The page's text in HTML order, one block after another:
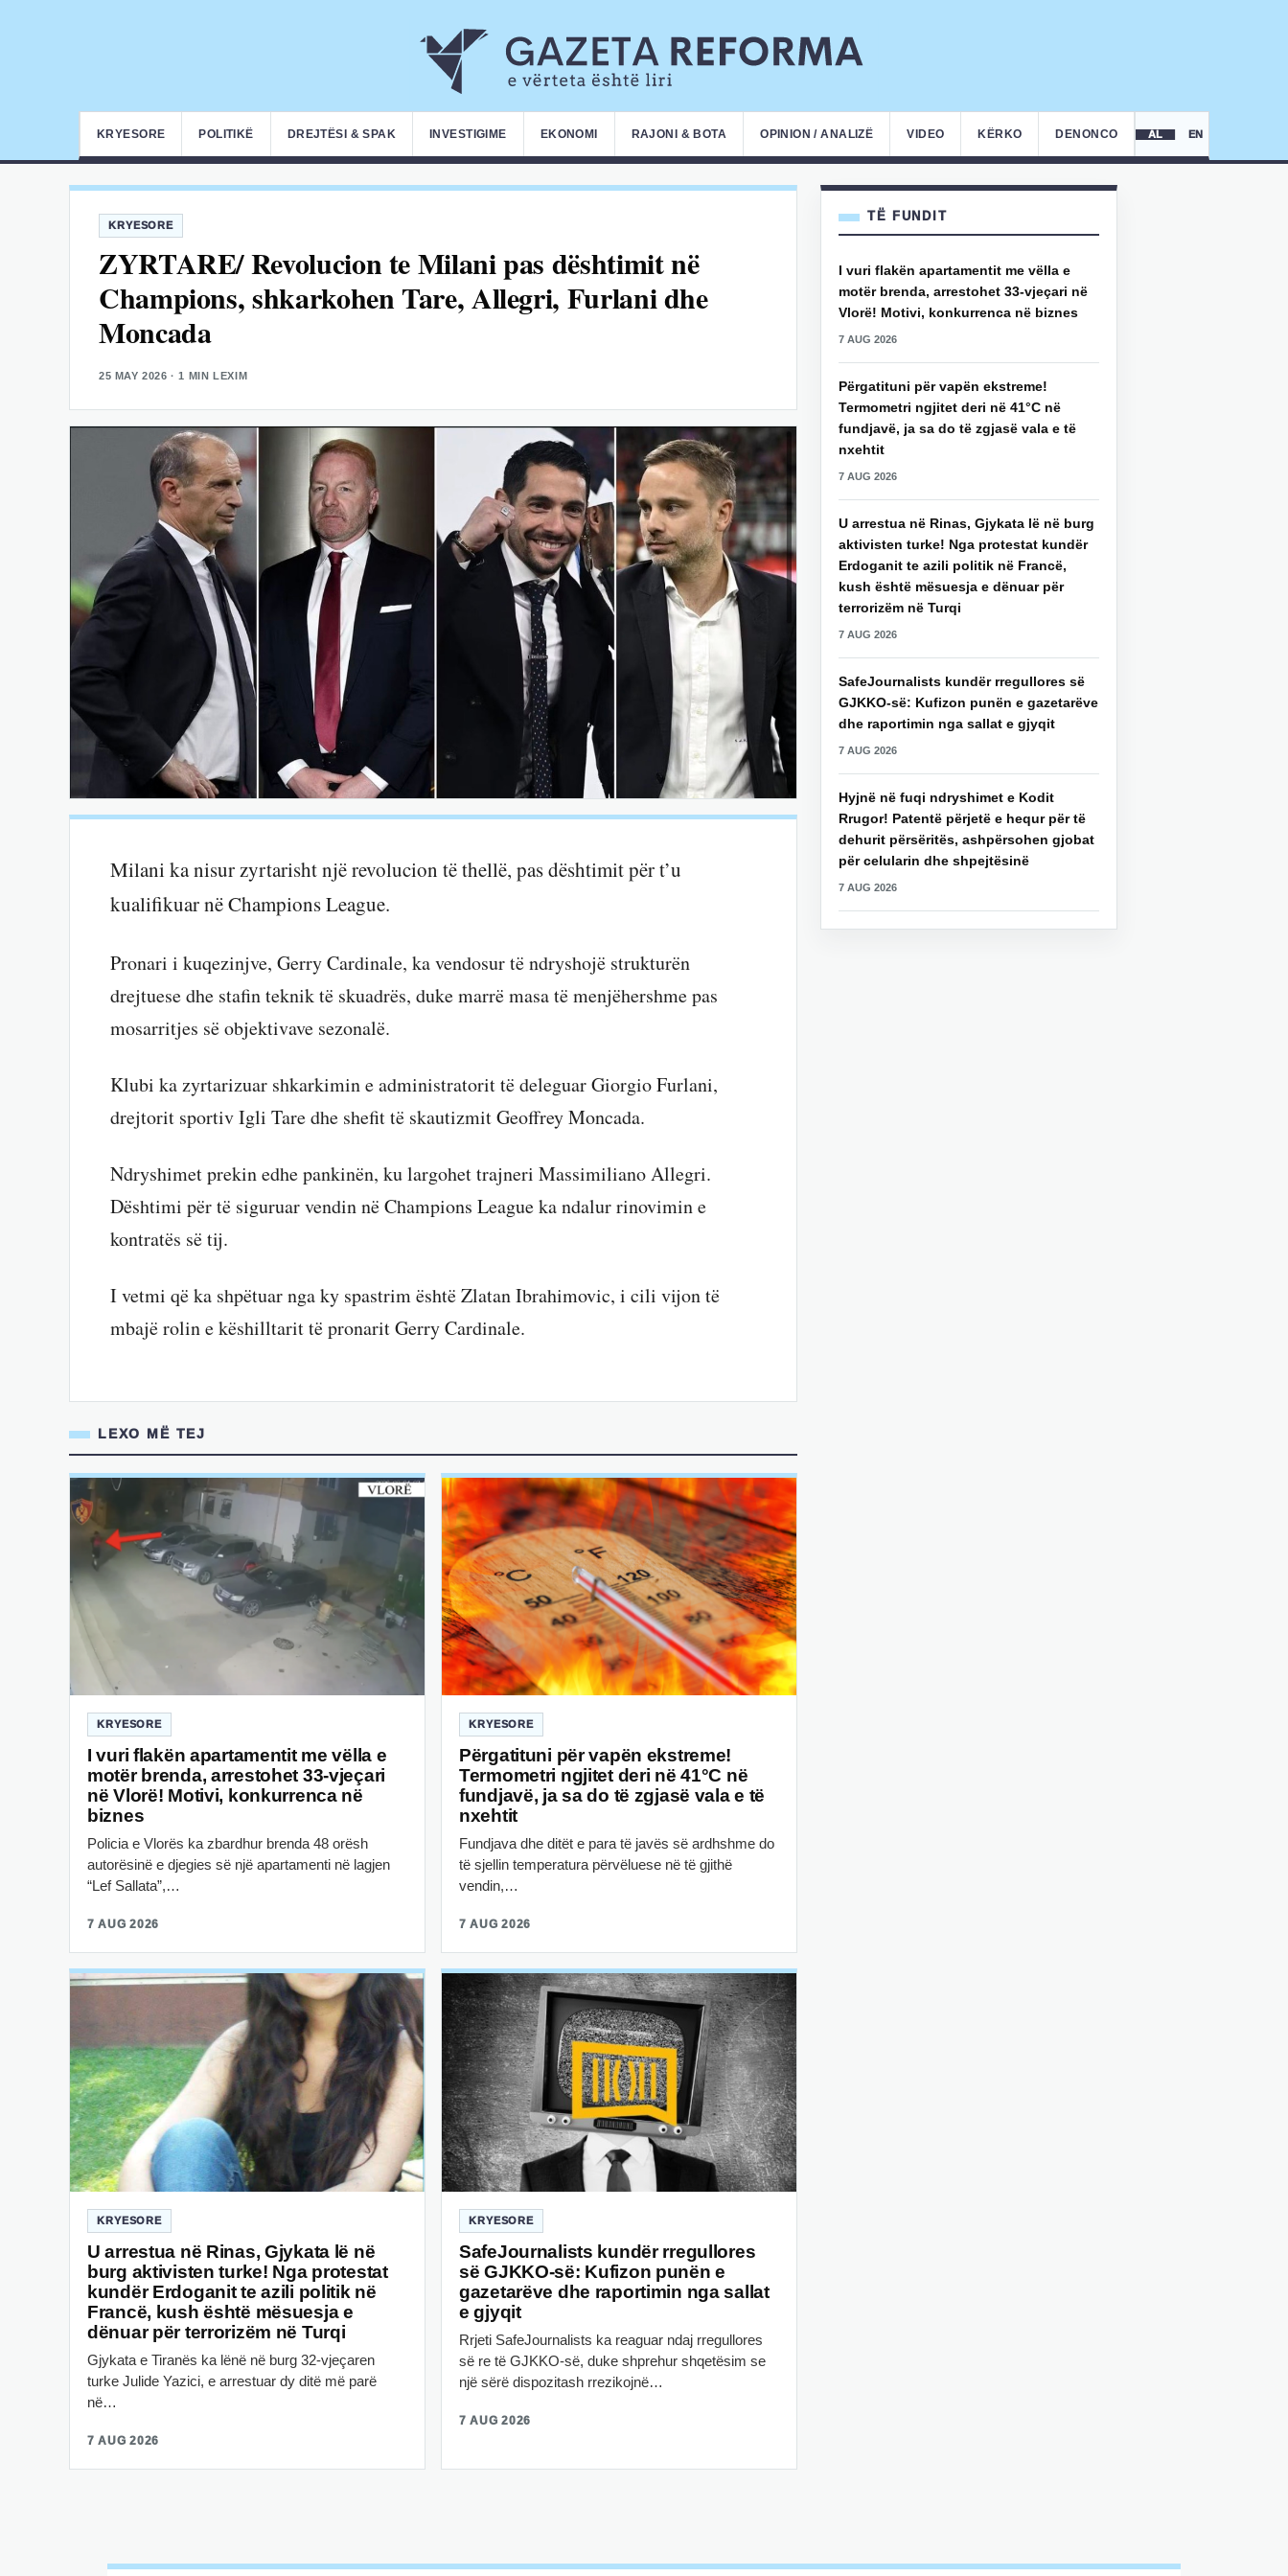
KRYESORE POLITIKË DREJTËSI & SPAK INVESTIGIME EKONOMI RAJONI & BOTA OPINION / ANALIZË VIDEO KËRKO DENONCO AL EN
KRYESORE
ZYRTARE/ Revolucion te Milani pas dështimit në
Champions, shkarkohen Tare, Allegri, Furlani dhe
Moncada
25 MAY 2026 · 1 MIN LEXIM
Milani ka nisur zyrtarisht një revolucion të thellë, pas dështimit për t’u
kualifikuar në Champions League.
Pronari i kuqezinjve, Gerry Cardinale, ka vendosur të ndryshojë strukturën
drejtuese dhe stafin teknik të skuadrës, duke marrë masa të menjëhershme pas
mosarritjes së objektivave sezonalë.
Klubi ka zyrtarizuar shkarkimin e administratorit të deleguar Giorgio Furlani,
drejtorit sportiv Igli Tare dhe shefit të skautizmit Geoffrey Moncada.
Ndryshimet prekin edhe pankinën, ku largohet trajneri Massimiliano Allegri.
Dështimi për të siguruar vendin në Champions League ka ndalur rinovimin e
kontratës së tij.
I vetmi që ka shpëtuar nga ky spastrim është Zlatan Ibrahimovic, i cili vijon të
mbajë rolin e këshilltarit të pronarit Gerry Cardinale.
LEXO MË TEJ
KRYESORE
I vuri flakën apartamentit me vëlla e
motër brenda, arrestohet 33-vjeçari
në Vlorë! Motivi, konkurrenca në
biznes
Policia e Vlorës ka zbardhur brenda 48 orësh
autorësinë e djegies së një apartamenti në lagjen
“Lef Sallata”,…
7 AUG 2026
KRYESORE
Përgatituni për vapën ekstreme!
Termometri ngjitet deri në 41°C në
fundjavë, ja sa do të zgjasë vala e të
nxehtit
Fundjava dhe ditët e para të javës së ardhshme do
të sjellin temperatura përvëluese në të gjithë
vendin,…
7 AUG 2026
KRYESORE
U arrestua në Rinas, Gjykata lë në
burg aktivisten turke! Nga protestat
kundër Erdoganit te azili politik në
Francë, kush është mësuesja e
dënuar për terrorizëm në Turqi
Gjykata e Tiranës ka lënë në burg 32-vjeçaren
turke Julide Yazici, e arrestuar dy ditë më parë
në…
7 AUG 2026
KRYESORE
SafeJournalists kundër rregullores
së GJKKO-së: Kufizon punën e
gazetarëve dhe raportimin nga sallat
e gjyqit
Rrjeti SafeJournalists ka reaguar ndaj rregullores
së re të GJKKO-së, duke shprehur shqetësim se
një sërë dispozitash rrezikojnë…
7 AUG 2026
TË FUNDIT
I vuri flakën apartamentit me vëlla e
motër brenda, arrestohet 33-vjeçari në
Vlorë! Motivi, konkurrenca në biznes
7 AUG 2026
Përgatituni për vapën ekstreme!
Termometri ngjitet deri në 41°C në
fundjavë, ja sa do të zgjasë vala e të
nxehtit
7 AUG 2026
U arrestua në Rinas, Gjykata lë në burg
aktivisten turke! Nga protestat kundër
Erdoganit te azili politik në Francë,
kush është mësuesja e dënuar për
terrorizëm në Turqi
7 AUG 2026
SafeJournalists kundër rregullores së
GJKKO-së: Kufizon punën e gazetarëve
dhe raportimin nga sallat e gjyqit
7 AUG 2026
Hyjnë në fuqi ndryshimet e Kodit
Rrugor! Patentë përjetë e hequr për të
dehurit përsëritës, ashpërsohen gjobat
për celularin dhe shpejtësinë
7 AUG 2026